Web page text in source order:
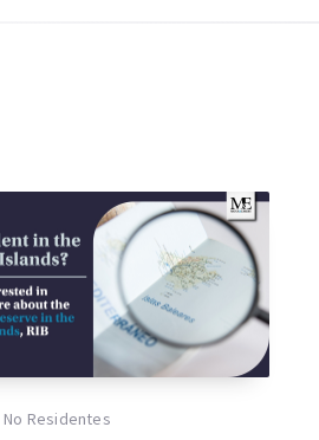
No Residentes